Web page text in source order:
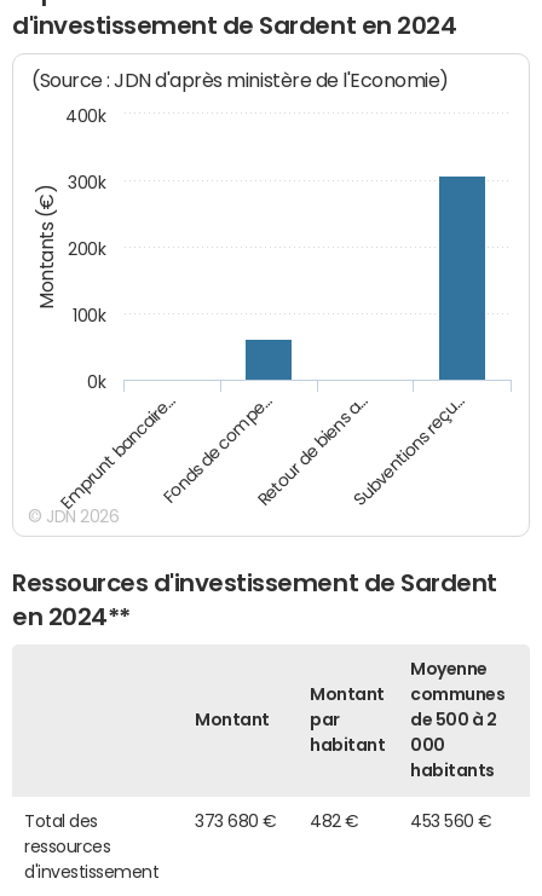
d'investissement de Sardent en 2024
Montants (€)
(Source : JDN d'après ministère de l'Economie)
Emprunt bancaire…Fonds de compe…Retour de biens a…Subventions reçu…
0k
100k
200k
300k
400k
© JDN 2026
Ressources d'investissement de Sardent
en 2024**
Montant
Montant
par
habitant
Moyenne
communes
de 500 à 2
000
habitants
Total des
ressources
d'investissement
373 680 € 482 € 453 560 €